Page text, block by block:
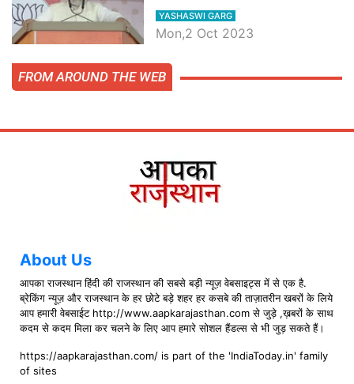
मोदी, जाने प्रधानमंत्री के भाषण की बड़ी
बातें, देखें वीडियो
YASHASWI GARG
Mon,2 Oct 2023
FROM AROUND THE WEB
About Us
आपका राजस्थान हिंदी की राजस्थान की सबसे बड़ी न्यूज़ वेबसाइट्स में से एक है.
ब्रेकिंग न्यूज़ और राजस्थान के हर छोटे बड़े शहर हर कसबे की ताज़ातरीन खबरों के लिये
आप हमारी वेबसाईट http://www.aapkarajasthan.com से जुड़े ,ख़बरों के साथ
कदम से कदम मिला कर चलने के लिए आप हमारे सोशल हैंडल्स से भी जुड़ सकते हैं।
https://aapkarajasthan.com/ is part of the 'IndiaToday.in' family
of sites